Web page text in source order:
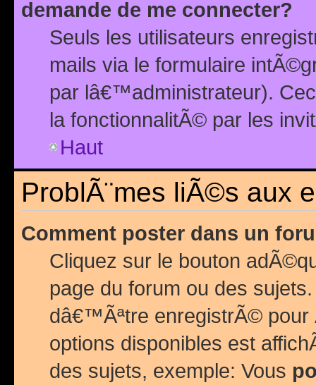
demande de me connecter?
Seuls les utilisateurs
mails via le formulaire
par lâ€™administrateur).
la fonctionnalitÃ© par les
Haut
ProblÃ¨mes liÃ©s aux
Comment poster dans un
Cliquez sur le bouton
page du forum ou des
dâ€™Ãªtre enregistrÃ©
options disponibles est
des sujets, exemple: Vous